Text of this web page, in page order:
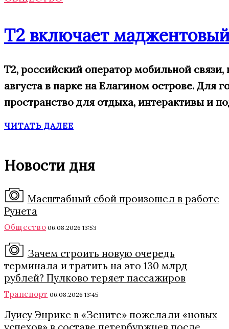
Т2 включает
Т2, российский оператор мобильной
августа в парке на Елагином острове. Для
пространство для отдыха, интерактивы и
ЧИТАТЬ ДАЛЕЕ
Новости дня
Масштабный сбой произошел в работе
Рунета
Общество 06.08.2026 13:53
Зачем строить новую очередь
терминала и тратить на это 130 млрд
рублей? Пулково теряет пассажиров
Транспорт 06.08.2026 13:45
Луису Энрике в «Зените» пожелали «новых